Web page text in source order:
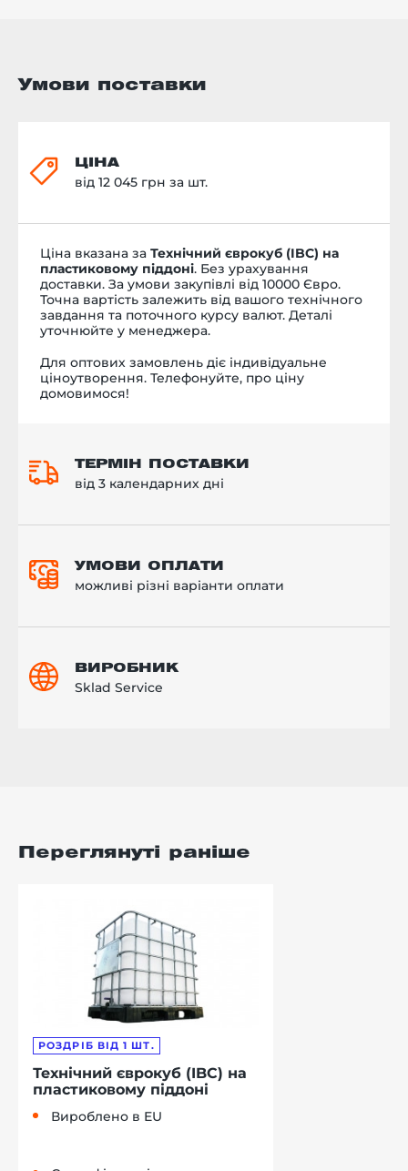
Умови поставки
ЦІНА
від 12 045 грн за шт.
Ціна вказана за Технічний єврокуб (IBC) на
пластиковому піддоні. Без урахування
доставки. За умови закупівлі від 10000 Євро.
Точна вартість залежить від вашого технічного
завдання та поточного курсу валют. Деталі
уточнюйте у менеджера.
Для оптових замовлень діє індивідуальне
ціноутворення. Телефонуйте, про ціну
домовимося!
ТЕРМІН ПОСТАВКИ
від 3 календарних дні
УМОВИ ОПЛАТИ
можливі різні варіанти оплати
ВИРОБНИК
Sklad Service
Переглянуті раніше
РОЗДРІБ ВІД 1 ШТ.
Технічний єврокуб (IBC) на
пластиковому піддоні
Вироблено в EU